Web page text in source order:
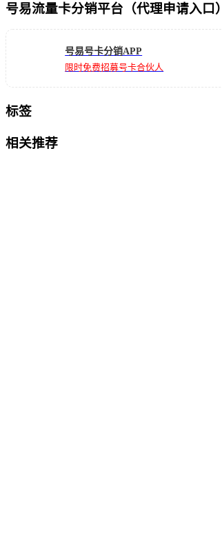
号易流量卡分销平台（代理申请入口）
号易号卡分销APP
限时免费招募号卡合伙人
标签
相关推荐